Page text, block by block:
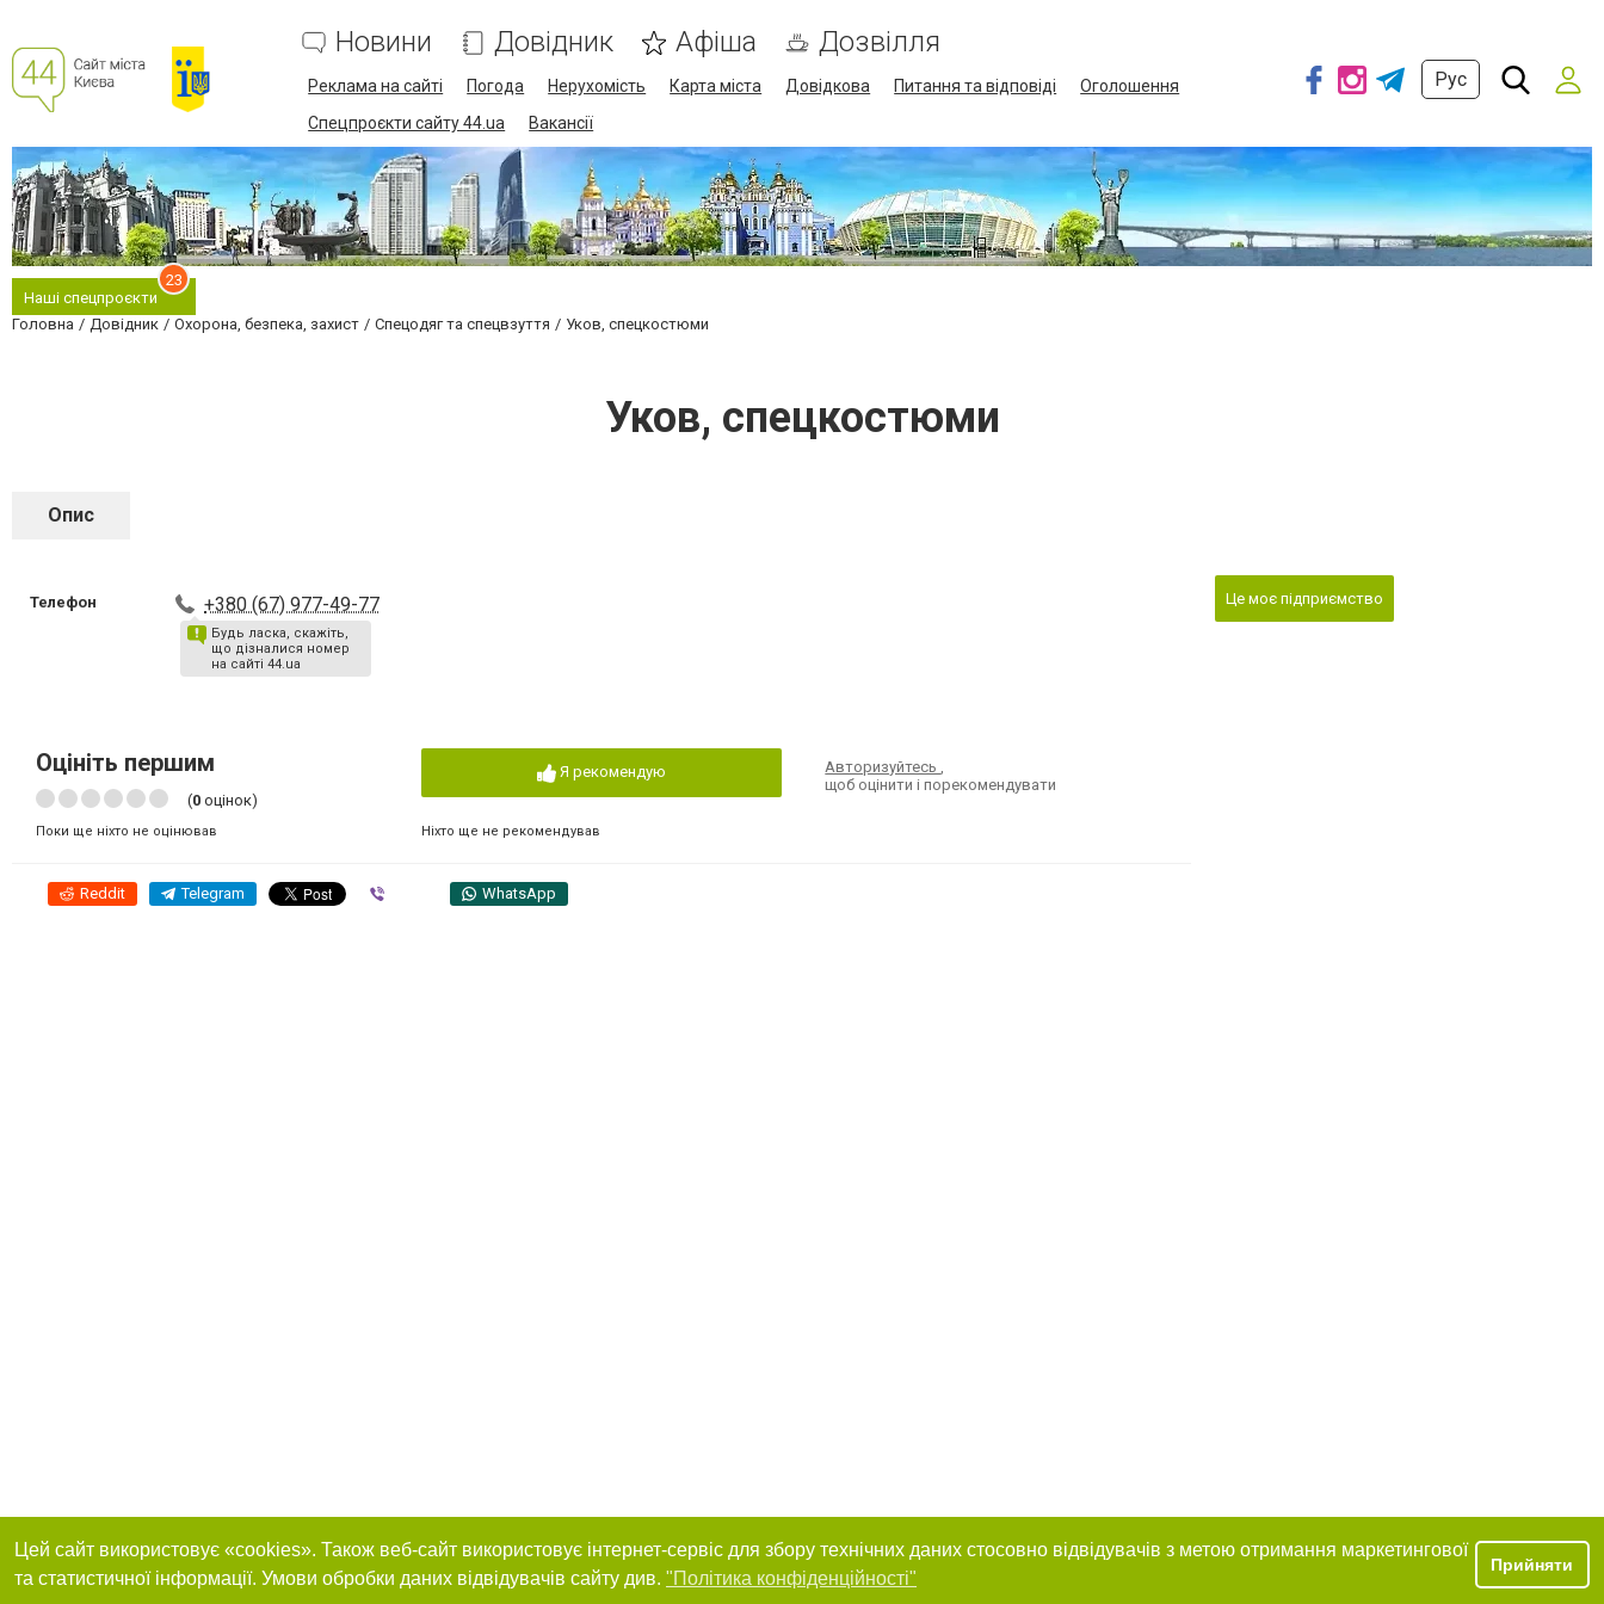
Новини Довідник Афіша Дозвілля
Реклама на сайті Погода Нерухомість Карта міста Довідкова Питання та відповіді
Оголошення
Спецпроєкти сайту 44.ua
Вакансії
Рус
Наші спецпроєкти
23
Головна Довідник Охорона, безпека, захист Спецодяг та спецвзуття Уков, спецкостюми
Уков, спецкостюми
Опис
Телефон +380 (67) 977-49-77
Будь ласка, скажіть,
що дізналися номер
на сайті 44.ua
Оцініть першим
(0 оцінок)
Поки ще ніхто не оцінював
Я рекомендую
Ніхто ще не рекомендував
Авторизуйтесь,
щоб оцінити і порекомендувати
Reddit Telegram WhatsApp
Це моє підприємство
Цей сайт використовує «cookies». Також веб-сайт використовує інтернет-сервіс для збору технічних даних стосовно відвідувачів з метою отримання маркетингової
та статистичної інформації. Умови обробки даних відвідувачів сайту див. "Політика конфіденційності"
Прийняти